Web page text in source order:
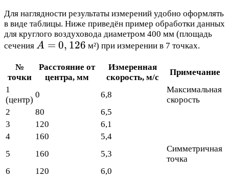
Для наглядности результаты измерений удобно оформлять
в виде таблицы. Ниже приведён пример обработки данных
для круглого воздуховода диаметром 400 мм (площадь
сечения A =
A = 0, 126 м²) при измерении в 7 точках.
№
точки
Расстояние от
центра, мм
Измеренная
скорость, м/с
Примечание
1
(центр)
0 6,8
Максимальная
скорость
2
80
6,5
3
120
6,1
4
160
5,4
5
160 5,3
Симметричная
точка
6
120
6,0